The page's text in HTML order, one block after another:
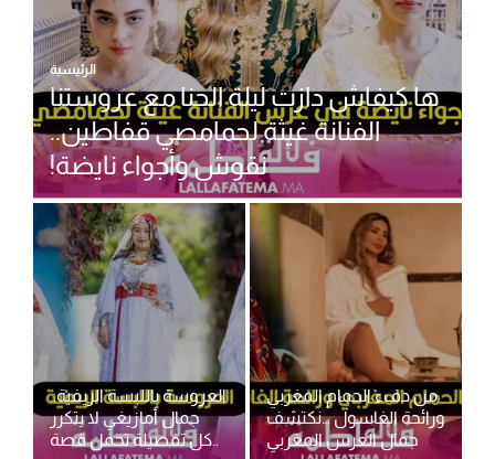
الرئيسية
ها كيفاش دازت ليلة الحنا مع عروستنا
الفنانة غيثة لحمامصي قفاطين..
نقوش وأجواء نايضة!
من دفء الحمام المغربي
ورائحة الغاسول …نكتشف
جمال العرس المغربي
العروسة باللبسة الريفية..
جمال أمازيغي لا يتكرر
..كل تفصيلة تحمل قصة